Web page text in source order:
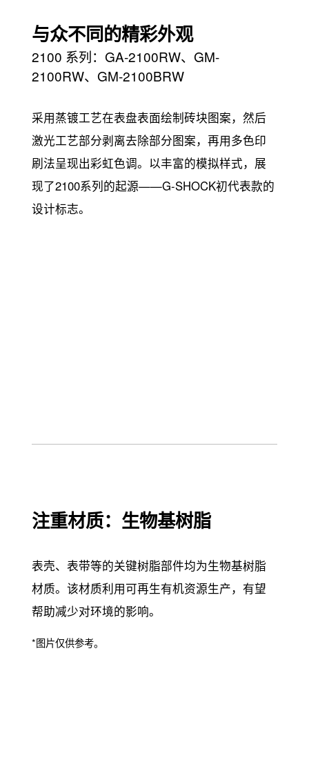
与众不同的精彩外观
2100 系列：GA-2100RW、GM-
2100RW、GM-2100BRW
采用蒸镀工艺在表盘表面绘制砖块图案，然后
激光工艺部分剥离去除部分图案，再用多色印
刷法呈现出彩虹色调。以丰富的模拟样式，展
现了2100系列的起源——G-SHOCK初代表款的
设计标志。
注重材质：生物基树脂
表壳、表带等的关键树脂部件均为生物基树脂
材质。该材质利用可再生有机资源生产，有望
帮助减少对环境的影响。
*图片仅供参考。